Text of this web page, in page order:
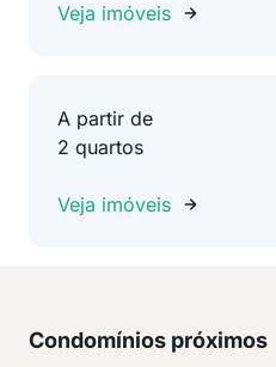
Veja imóveis
A partir de
2 quartos
Veja imóveis
Condomínios próximos